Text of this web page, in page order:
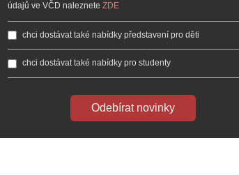
údajů ve VČD naleznete ZDE
chci dostávat také nabídky představení pro děti
chci dostávat také nabídky pro studenty
Odebírat novinky